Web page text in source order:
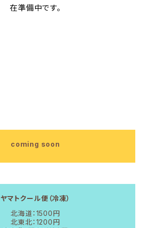
在準備中です。
coming soon
ヤマトクール便（冷凍）
北海道：1500円
北東北：1200円